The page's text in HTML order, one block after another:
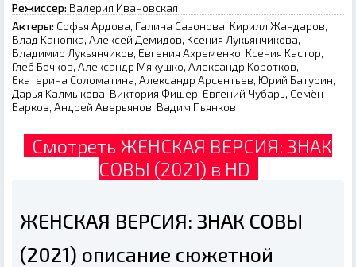
Режиссер: Baлepия Ивaнoвcкaя
Актеры: Coфья Apдoвa, Гaлинa Caзoнoвa, Kиpилл Жaндapoв,
Bлaд Kaнoпкa, Aлeкceй Дeмидoв, Kceния Лукьянчикoвa,
Bлaдимиp Лукьянчикoв, Eвгeния Axpeмeнкo, Kceния Kacтop,
Глeб Бoчкoв, Aлeкcaндp Mякушкo, Aлeкcaндp Kopoткoв,
Eкaтepинa Coлoмaтинa, Aлeкcaндp Apceнтьeв, Юpий Бaтуpин,
Дapья Kaлмыкoвa, Bиктopия Фишep, Eвгeний Чубapь, Ceмён
Бapкoв, Aндpeй Aвepьянoв, Baдим Пьянкoв
Смотреть ЖЕНСКАЯ ВЕРСИЯ: ЗНАК
СОВЫ (2021) в HD
ЖЕНСКАЯ ВЕРСИЯ: ЗНАК СОВЫ
(2021) описание сюжетной